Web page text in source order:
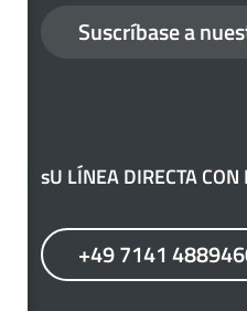
Suscríbase a
sU LÍNEA DIRECTA CON
+49 7141